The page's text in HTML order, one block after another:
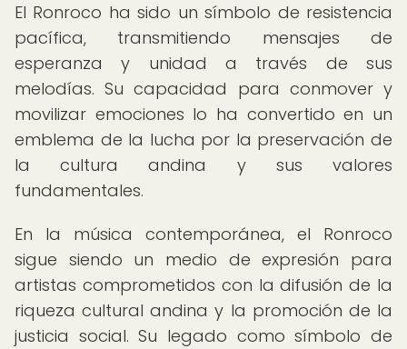
El Ronroco ha sido un símbolo de resistencia
pacífica, transmitiendo mensajes de
esperanza y unidad a través de sus
melodías. Su capacidad para conmover y
movilizar emociones lo ha convertido en un
emblema de la lucha por la preservación de
la cultura andina y sus valores
fundamentales.
En la música contemporánea, el Ronroco
sigue siendo un medio de expresión para
artistas comprometidos con la difusión de la
riqueza cultural andina y la promoción de la
justicia social. Su legado como símbolo de